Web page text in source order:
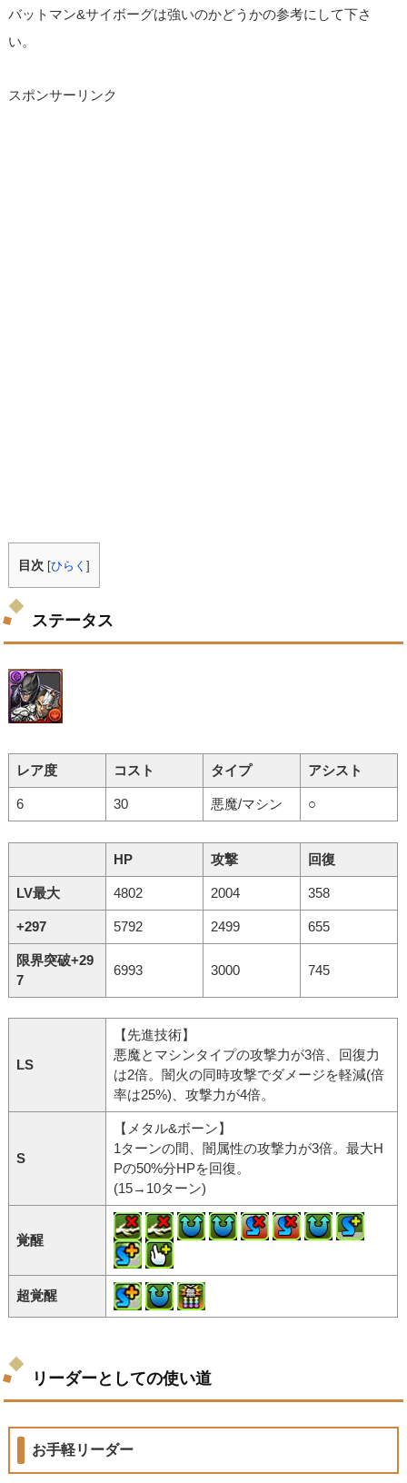
バットマン&サイボーグは強いのかどうかの参考にして下さ
い。
スポンサーリンク
目次 [ひらく]
ステータス
レア度 コスト タイプ アシスト
6 30 悪魔/マシン ○
HP 攻撃 回復
LV最大 4802 2004 358
+297 5792 2499 655
限界突破+29
7
6993 3000 745
LS
【先進技術】
悪魔とマシンタイプの攻撃力が3倍、回復力
は2倍。闇火の同時攻撃でダメージを軽減(倍
率は25%)、攻撃力が4倍。
S
【メタル&ボーン】
1ターンの間、闇属性の攻撃力が3倍。最大H
Pの50%分HPを回復。
(15→10ターン)
覚醒
超覚醒
リーダーとしての使い道
お手軽リーダー